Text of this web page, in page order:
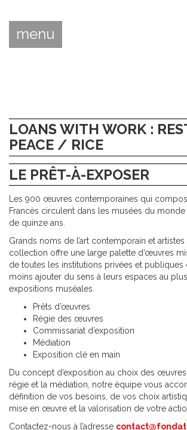
menu
LOANS WITH WORK :
PEACE / RICE
LE PRÊT-À-EXPOSER
Les 900 œuvres contemporaines qui
Francès circulent dans les musées du
de quinze ans.
Grands noms de l’art contemporain et
collection offre une large palette d’œuvres
de toutes les institutions privées et publiques
moins ajouter du sens à leurs espaces au
expositions muséales.
Prêts d’œuvres
Régie des œuvres
Commissariat d’exposition
Médiation
Exposition clé en main
Du concept d’exposition au choix des
régie et la médiation, notre équipe vous
définition de vos besoins, de vos choix
mise en œuvre et la valorisation de votre
Contactez-nous à l’adresse